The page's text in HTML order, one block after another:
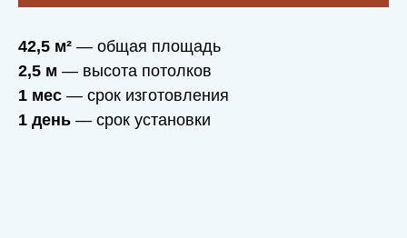
42,5 м² — общая площадь
2,5 м — высота потолков
1 мес — срок изготовления
1 день — срок установки